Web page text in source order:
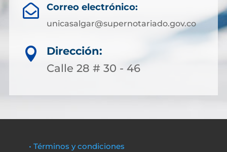
 Correo electrónico:
unicasalgar@supernotariado.gov.co

Dirección:
Calle 28 # 30 - 46
• Términos y condiciones